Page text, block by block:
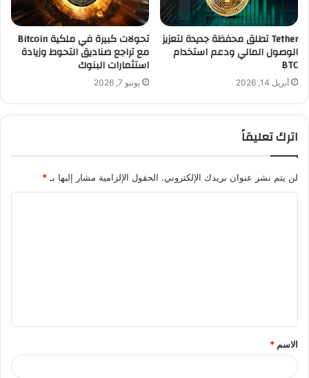
Tether تطلق محفظة جديدة لتعزيز
الوصول المالي ودعم استخدام
BTC
أبريل 14, 2026
تحولات كبيرة في ملكية Bitcoin
مع تراجع صناديق التحوط وزيادة
استثمارات البنوك
يونيو 7, 2026
اترك تعليقاً
لن يتم نشر عنوان بريدك الإلكتروني. الحقول الإلزامية مشار إليها بـ*
ق
*
الاسم *